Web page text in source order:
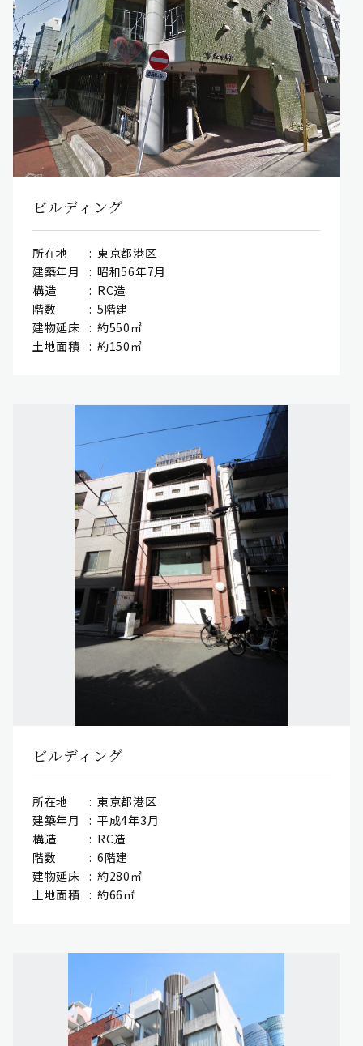
ビルディング
所在地
東京都港区
建築年月
昭和56年7月
構造
RC造
階数
5階建
建物延床
約550㎡
土地面積
約150㎡
ビルディング
所在地
東京都港区
建築年月
平成4年3月
構造
RC造
階数
6階建
建物延床
約280㎡
土地面積
約66㎡